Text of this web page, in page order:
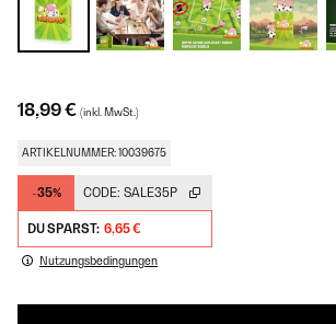
18,99 € (inkl. MwSt.)
ARTIKELNUMMER: 10039675
-35% CODE: SALE35P
DU SPARST: 6,65 €
Nutzungsbedingungen